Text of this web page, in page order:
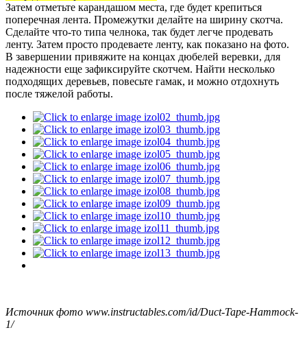
Затем отметьте карандашом места, где будет крепиться
поперечная лента. Промежутки делайте на ширину скотча.
Сделайте что-то типа челнока, так будет легче продевать
ленту. Затем просто продеваете ленту, как показано на фото.
В завершении привяжите на концах дюбелей веревки, для
надежности еще зафиксируйте скотчем. Найти несколько
подходящих деревьев, повесьте гамак, и можно отдохнуть
после тяжелой работы.
Источник фото www.instructables.com/id/Duct-Tape-Hammock-
1/